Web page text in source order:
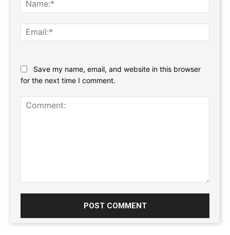
Save my name, email, and website in this browser
for the next time I comment.